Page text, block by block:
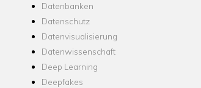
Datenbanken
Datenschutz
Datenvisualisierung
Datenwissenschaft
Deep Learning
Deepfakes